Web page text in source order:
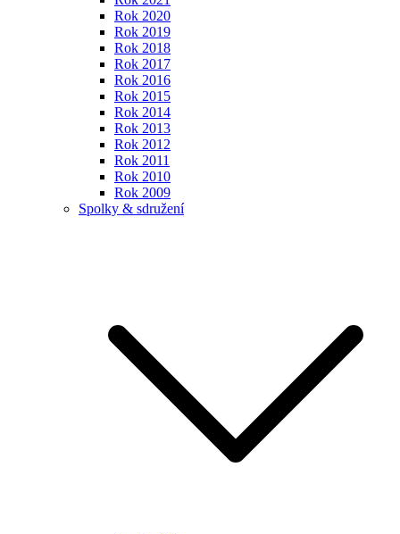
Rok 2020
Rok 2019
Rok 2018
Rok 2017
Rok 2016
Rok 2015
Rok 2014
Rok 2013
Rok 2012
Rok 2011
Rok 2010
Rok 2009
Spolky & sdružení